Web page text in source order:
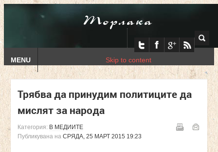
Торлака
MENU Skip to content
Трябва да принудим политиците да
мислят за народа
Категория: В МЕДИИТЕ
Публикувана на СРЯДА, 25 МАРТ 2015 19:23